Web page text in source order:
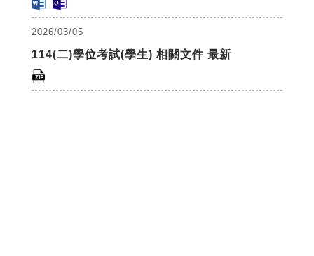
2026/03/05
114(二)學位考試(學生) 相關文件 最新